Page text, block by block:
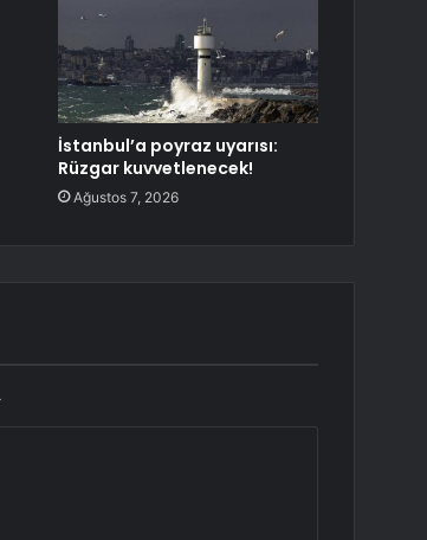
İstanbul’a poyraz uyarısı:
Rüzgar kuvvetlenecek!
Ağustos 7, 2026